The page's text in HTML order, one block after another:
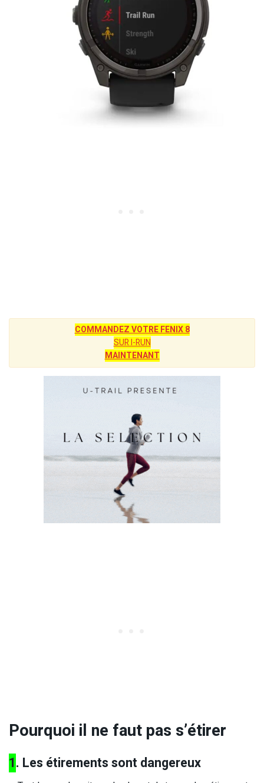
COMMANDEZ VOTRE FENIX 8
SUR I-RUN
MAINTENANT
Pourquoi il ne faut pas s’étirer
1. Les étirements sont dangereux